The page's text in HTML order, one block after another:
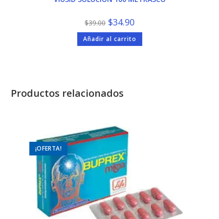
$39.00 El
precio
original
era:
$39.00.
$34.90El
actual
es:
$34.90.
Añadir al carrito
Productos relacionados
¡OFERTA!